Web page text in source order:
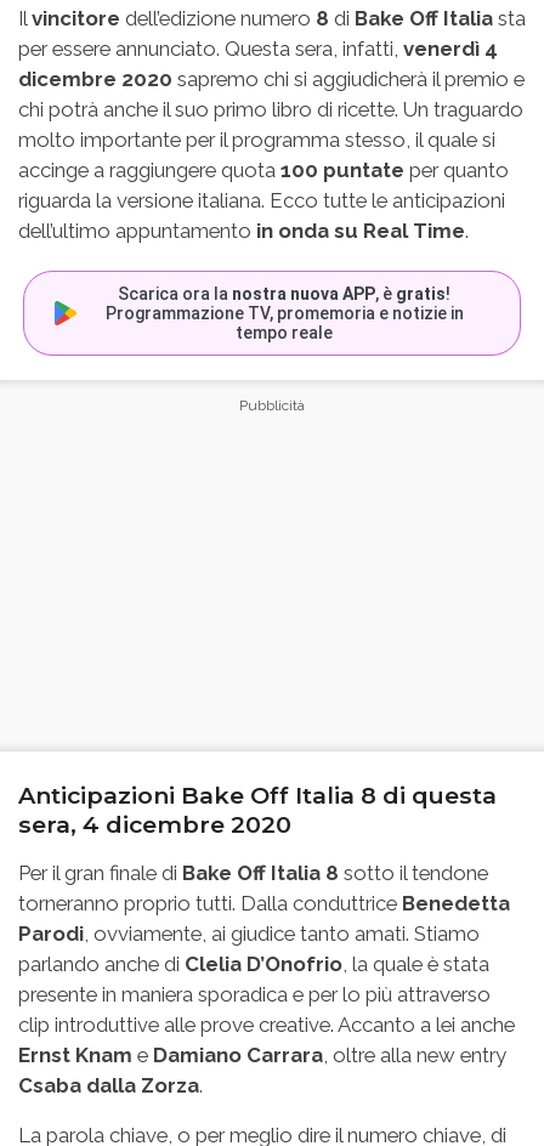
Il vincitore dell’edizione numero 8 di Bake Off Italia sta
per essere annunciato. Questa sera, infatti, venerdì 4
dicembre 2020 sapremo chi si aggiudicherà il premio e
chi potrà anche il suo primo libro di ricette. Un traguardo
molto importante per il programma stesso, il quale si
accinge a raggiungere quota 100 puntate per quanto
riguarda la versione italiana. Ecco tutte le anticipazioni
dell’ultimo appuntamento in onda su Real Time.
Scarica ora la nostra nuova APP, è gratis!
Programmazione TV, promemoria e notizie in
tempo reale
Anticipazioni Bake Off Italia 8 di questa
sera, 4 dicembre 2020
Per il gran finale di Bake Off Italia 8 sotto il tendone
torneranno proprio tutti. Dalla conduttrice Benedetta
Parodi , ovviamente, ai giudice tanto amati. Stiamo
parlando anche di Clelia D’Onofrio , la quale è stata
presente in maniera sporadica e per lo più attraverso
clip introduttive alle prove creative. Accanto a lei anche
Ernst Knam e Damiano Carrara , oltre alla new entry
Csaba dalla Zorza.
La parola chiave, o per meglio dire il numero chiave, di